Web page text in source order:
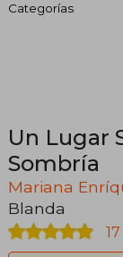
Categorías
Un Lugar
Sombría
Mariana
Blanda